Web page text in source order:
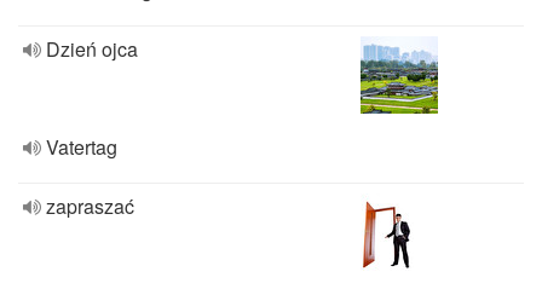
Dzień ojca
Vatertag
zapraszać